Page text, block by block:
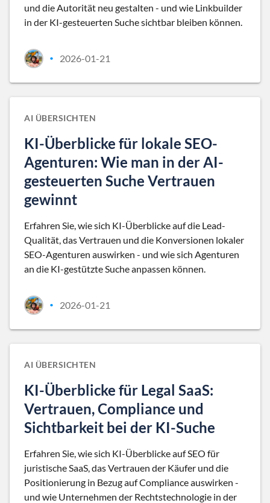
und die Autorität neu gestalten - und wie Linkbuilder
in der KI-gesteuerten Suche sichtbar bleiben können.
• 2026-01-21
AI ÜBERSICHTEN
KI-Überblicke für lokale SEO-
Agenturen: Wie man in der AI-
gesteuerten Suche Vertrauen
gewinnt
Erfahren Sie, wie sich KI-Überblicke auf die Lead-
Qualität, das Vertrauen und die Konversionen lokaler
SEO-Agenturen auswirken - und wie sich Agenturen
an die KI-gestützte Suche anpassen können.
• 2026-01-21
AI ÜBERSICHTEN
KI-Überblicke für Legal SaaS:
Vertrauen, Compliance und
Sichtbarkeit bei der KI-Suche
Erfahren Sie, wie sich KI-Überblicke auf SEO für
juristische SaaS, das Vertrauen der Käufer und die
Positionierung in Bezug auf Compliance auswirken -
und wie Unternehmen der Rechtstechnologie in der